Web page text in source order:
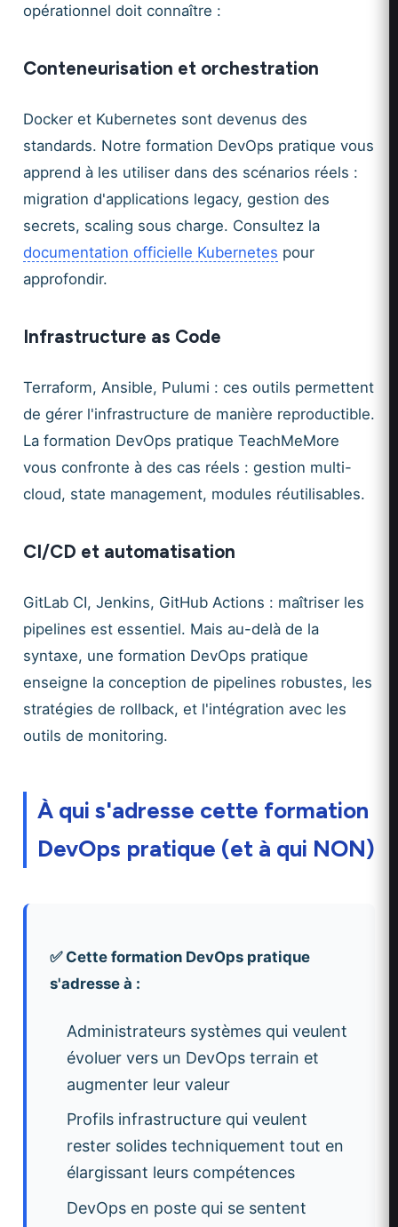
opérationnel doit connaître :
Conteneurisation et orchestration
Docker et Kubernetes sont devenus des
standards. Notre formation DevOps pratique vous
apprend à les utiliser dans des scénarios réels :
migration d'applications legacy, gestion des
secrets, scaling sous charge. Consultez la
documentation officielle Kubernetes pour
approfondir.
Infrastructure as Code
Terraform, Ansible, Pulumi : ces outils permettent
de gérer l'infrastructure de manière reproductible.
La formation DevOps pratique TeachMeMore
vous confronte à des cas réels : gestion multi-
cloud, state management, modules réutilisables.
CI/CD et automatisation
GitLab CI, Jenkins, GitHub Actions : maîtriser les
pipelines est essentiel. Mais au-delà de la
syntaxe, une formation DevOps pratique
enseigne la conception de pipelines robustes, les
stratégies de rollback, et l'intégration avec les
outils de monitoring.
À qui s'adresse cette formation
DevOps pratique (et à qui NON)
✅ Cette formation DevOps pratique
s'adresse à :
Administrateurs systèmes qui veulent
évoluer vers un DevOps terrain et
augmenter leur valeur
Profils infrastructure qui veulent
rester solides techniquement tout en
élargissant leurs compétences
DevOps en poste qui se sentent